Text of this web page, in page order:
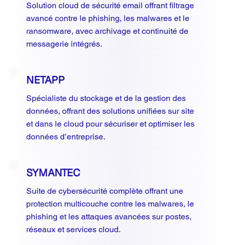
Solution cloud de sécurité email offrant filtrage
avancé contre le phishing, les malwares et le
ransomware, avec archivage et continuité de
messagerie intégrés.
NETAPP
Spécialiste du stockage et de la gestion des
données, offrant des solutions unifiées sur site
et dans le cloud pour sécuriser et optimiser les
données d’entreprise.
SYMANTEC
Suite de cybersécurité complète offrant une
protection multicouche contre les malwares, le
phishing et les attaques avancées sur postes,
réseaux et services cloud.